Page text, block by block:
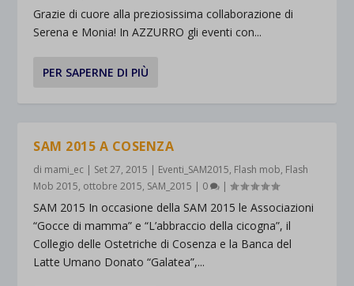
Grazie di cuore alla preziosissima collaborazione di
Serena e Monia! In AZZURRO gli eventi con...
PER SAPERNE DI PIÙ
SAM 2015 A COSENZA
di mami_ec | Set 27, 2015 | Eventi_SAM2015, Flash mob, Flash
Mob 2015, ottobre 2015, SAM_2015 | 0 |
SAM 2015 In occasione della SAM 2015 le Associazioni
“Gocce di mamma” e “L’abbraccio della cicogna”, il
Collegio delle Ostetriche di Cosenza e la Banca del
Latte Umano Donato “Galatea”,...